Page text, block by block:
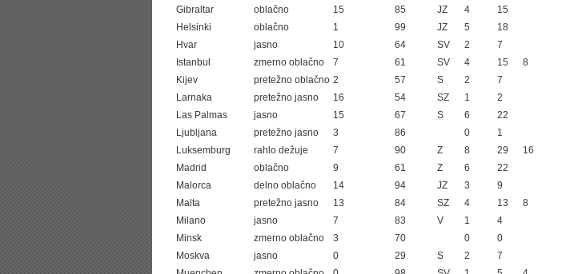
Gibraltar
oblačno 15 85 JZ 4
15
Helsinki
oblačno 1 99 JZ 5
18
Hvar
jasno 10 64 SV 2
7
Istanbul
zmerno oblačno 7 61 SV 4 15
8
Kijev
pretežno oblačno 2 57 S 2
7
Larnaka
pretežno jasno 16 54 SZ 1
2
Las Palmas
jasno 15 67 S 6
22
Ljubljana
pretežno jasno 3 86 0
1
Luksemburg
rahlo dežuje 7 90 Z 8 29
16
Madrid
oblačno 9 61 Z 6
22
Malorca
delno oblačno 14 94 JZ 3
9
Malta
pretežno jasno 13 84 SZ 4 13
8
Milano
jasno 7 83 V 1
4
Minsk
zmerno oblačno 3 70 0
0
Moskva
jasno 0 29 S 2
7